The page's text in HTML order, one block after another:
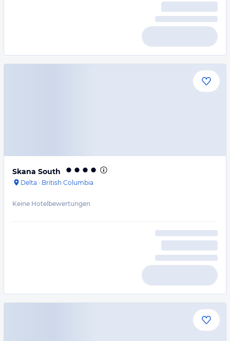
Skana South
Delta · British Columbia
Keine Hotelbewertungen